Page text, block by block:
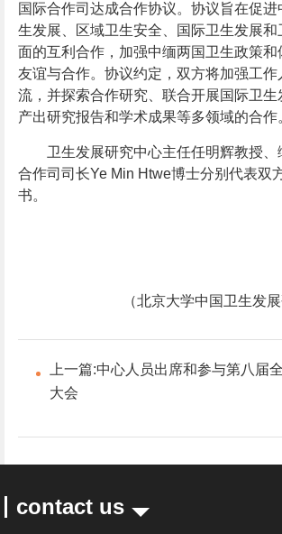
国际合作司达成合作协议。协议旨在促进
生发展、区域卫生安全、国际卫生发展
面的互利合作，加强中缅两国卫生政策和
友谊与合作。协议约定，双方将加强工作
流，并探索合作研究、联合开展国际卫生
产出研究报告和学术成果等多领域的合作
卫生发展研究中心主任任明辉教授、
合作司司长Ye Min Htwe博士分别代表双
书。
（北京大学中国卫生发展
上一篇:中心人员出席和参与第八届
大会
contact us